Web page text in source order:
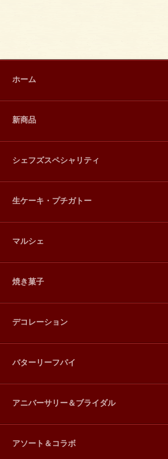
ホーム
新商品
シェフズスペシャリティ
生ケーキ・プチガトー
マルシェ
焼き菓子
デコレーション
バターリーフパイ
アニバーサリー＆ブライダル
アソート＆コラボ